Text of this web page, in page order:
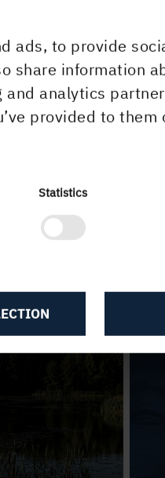
ads, to provide
share information
analytics
provided to them
Statistics
järnväg
sjön Båven